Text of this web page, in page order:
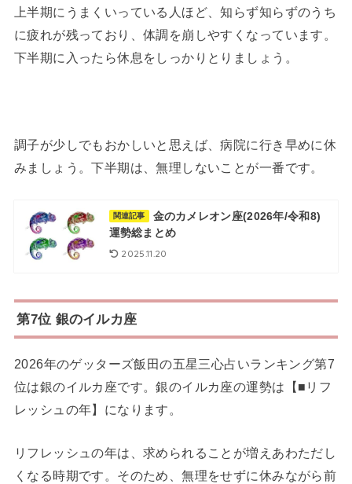
上半期にうまくいっている人ほど、知らず知らずのうち
に疲れが残っており、体調を崩しやすくなっています。
下半期に入ったら休息をしっかりとりましょう。
調子が少しでもおかしいと思えば、病院に行き早めに休
みましょう。下半期は、無理しないことが一番です。
関連記事
金のカメレオン座(2026年/令和8)
運勢総まとめ
2025.11.20
第7位 銀のイルカ座
2026年のゲッターズ飯田の五星三心占いランキング第7
位は銀のイルカ座です。銀のイルカ座の運勢は【■リフ
レッシュの年】になります。
リフレッシュの年は、求められることが増えあわただし
くなる時期です。そのため、無理をせずに休みながら前